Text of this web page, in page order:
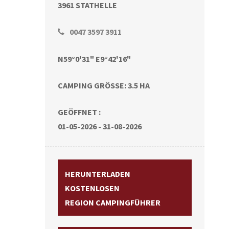
3961 STATHELLE
0047 3597 3911
N59°0'31" E9°42'16"
CAMPING GRÖSSE: 3.5 HA
GEÖFFNET :
01-05-2026 - 31-08-2026
HERUNTERLADEN
KOSTENLOSEN
REGION CAMPINGFÜHRER